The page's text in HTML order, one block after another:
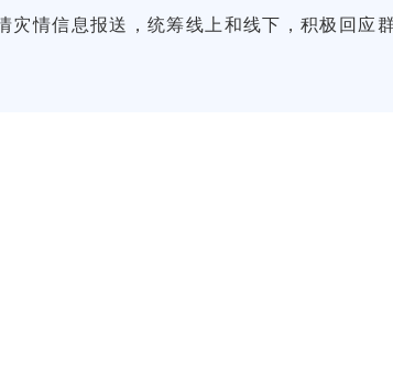
灾情信息报送，统筹线上和线下，积极回应